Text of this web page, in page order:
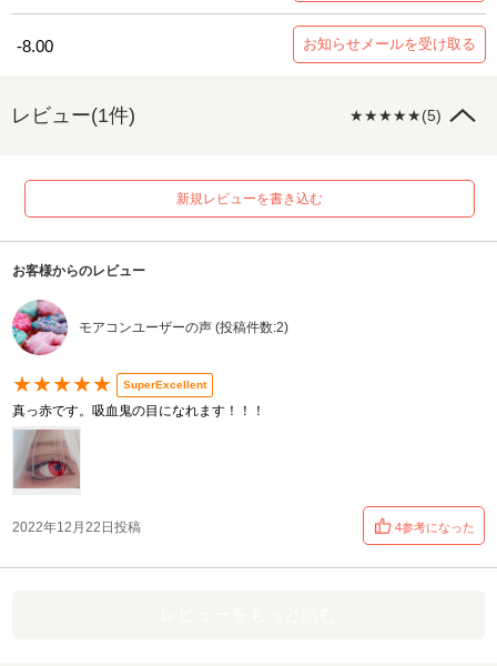
-8.00 お知らせメールを受け取る
レビュー(1件) ★★★★★(5)
新規レビューを書き込む
お客様からのレビュー
モアコンユーザーの声 (投稿件数:2)
★★★★★ SuperExcellent
真っ赤です。吸血鬼の目になれます！！！
2022年12月22日投稿 4参考になった